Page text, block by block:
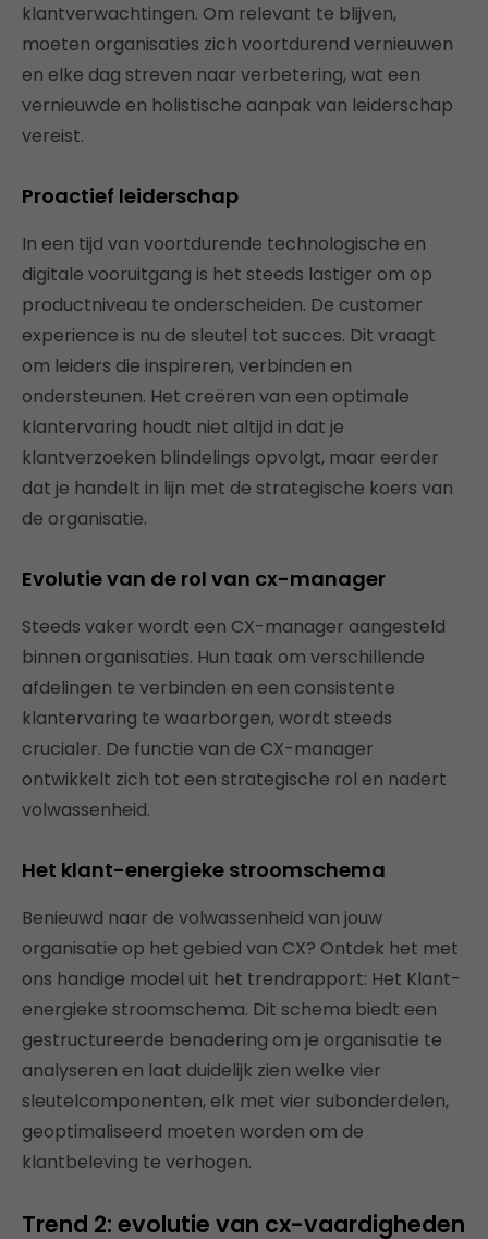
klantverwachtingen. Om relevant te blijven,
moeten organisaties zich voortdurend vernieuwen
en elke dag streven naar verbetering, wat een
vernieuwde en holistische aanpak van leiderschap
vereist.
Proactief leiderschap
In een tijd van voortdurende technologische en
digitale vooruitgang is het steeds lastiger om op
productniveau te onderscheiden. De customer
experience is nu de sleutel tot succes. Dit vraagt
om leiders die inspireren, verbinden en
ondersteunen. Het creëren van een optimale
klantervaring houdt niet altijd in dat je
klantverzoeken blindelings opvolgt, maar eerder
dat je handelt in lijn met de strategische koers van
de organisatie.
Evolutie van de rol van cx-manager
Steeds vaker wordt een CX-manager aangesteld
binnen organisaties. Hun taak om verschillende
afdelingen te verbinden en een consistente
klantervaring te waarborgen, wordt steeds
crucialer. De functie van de CX-manager
ontwikkelt zich tot een strategische rol en nadert
volwassenheid.
Het klant-energieke stroomschema
Benieuwd naar de volwassenheid van jouw
organisatie op het gebied van CX? Ontdek het met
ons handige model uit het trendrapport: Het Klant-
energieke stroomschema. Dit schema biedt een
gestructureerde benadering om je organisatie te
analyseren en laat duidelijk zien welke vier
sleutelcomponenten, elk met vier subonderdelen,
geoptimaliseerd moeten worden om de
klantbeleving te verhogen.
Trend 2: evolutie van cx-vaardigheden